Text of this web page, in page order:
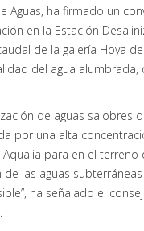
Aguas, ha firmado un
en la Estación
de la galería Hoya
del agua
de aguas salobres
por una alta
para en el terreno
las aguas
ha señalado el